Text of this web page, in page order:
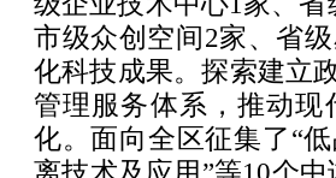
市级众创空间2家、省
化科技成果。探索建立
管理服务体系，推动
化。面向全区征集了“